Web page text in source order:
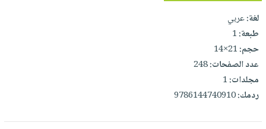
ملابس
مطرزات
حقائب
حلي
عناية
iKitab
بلا
حدود
نيل
وفرات
عن
الشركة
الشركة
حسابك
لائحة
الأمنيات
لغة:عربي
طبعة:1
حجم:21×14
عدد الصفحات:248
مجلدات:1
ردمك:9786144740910